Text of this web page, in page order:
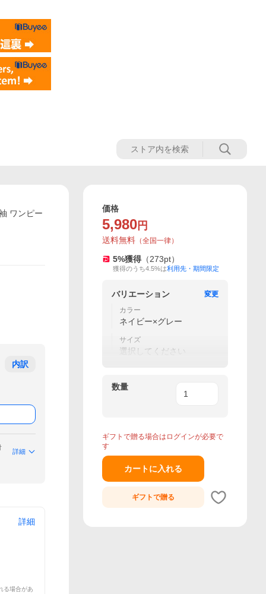
ワンピー
内訳
詳細
詳細
る場合があ
価格
5,980 円
送料無料 （全国一律）
5%獲得 （273pt）
獲得のうち4.5%は利用先・期間限定
バリエーション
変更
カラー
ネイビー×グレー
サイズ
選択してください
数量
ギフトで贈る場合はログインが必要で
す
カートに入れる
ギフトで贈る